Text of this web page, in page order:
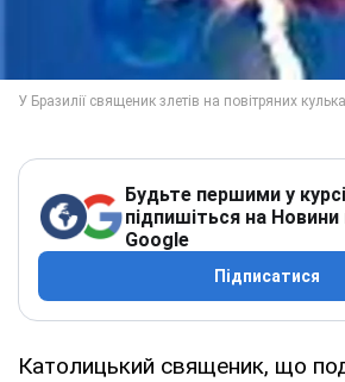
Будьте першими у
підпишіться на Новини
Google
Підписатися
Католицький священик, що